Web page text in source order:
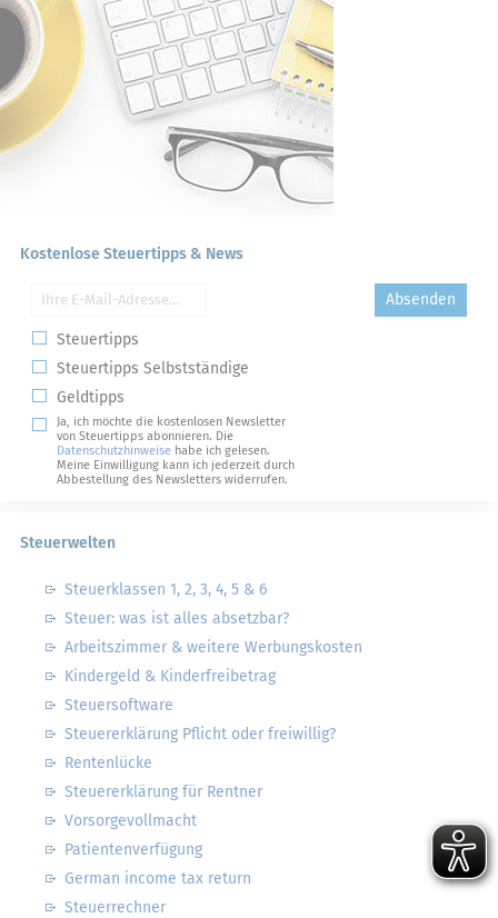
Kostenlose Steuertipps & News
Absenden
Steuertipps
Steuertipps Selbstständige
Geldtipps
Ja, ich möchte die kostenlosen Newsletter
von Steuertipps abonnieren. Die
Datenschutzhinweise habe ich gelesen.
Meine Einwilligung kann ich jederzeit durch
Abbestellung des Newsletters widerrufen.
Steuerwelten
Steuerklassen 1, 2, 3, 4, 5 & 6
Steuer: was ist alles absetzbar?
Arbeitszimmer & weitere Werbungskosten
Kindergeld & Kinderfreibetrag
Steuersoftware
Steuererklärung Pflicht oder freiwillig?
Rentenlücke
Steuererklärung für Rentner
Vorsorgevollmacht
Patientenverfügung
German income tax return
Steuerrechner